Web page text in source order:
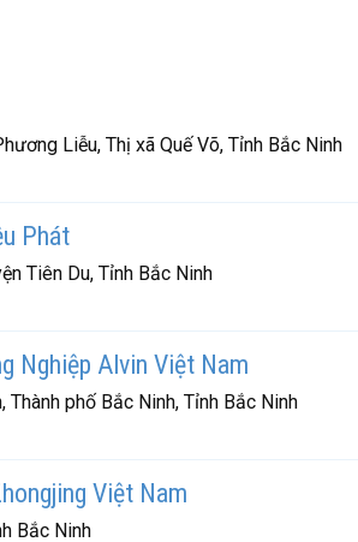
Liễu, Thị xã Quế Võ, Tỉnh Bắc Ninh
Phát
Tiên Du, Tỉnh Bắc Ninh
Nghiệp Alvin Việt Nam
phố Bắc Ninh, Tỉnh Bắc Ninh
Việt Nam
Bắc Ninh